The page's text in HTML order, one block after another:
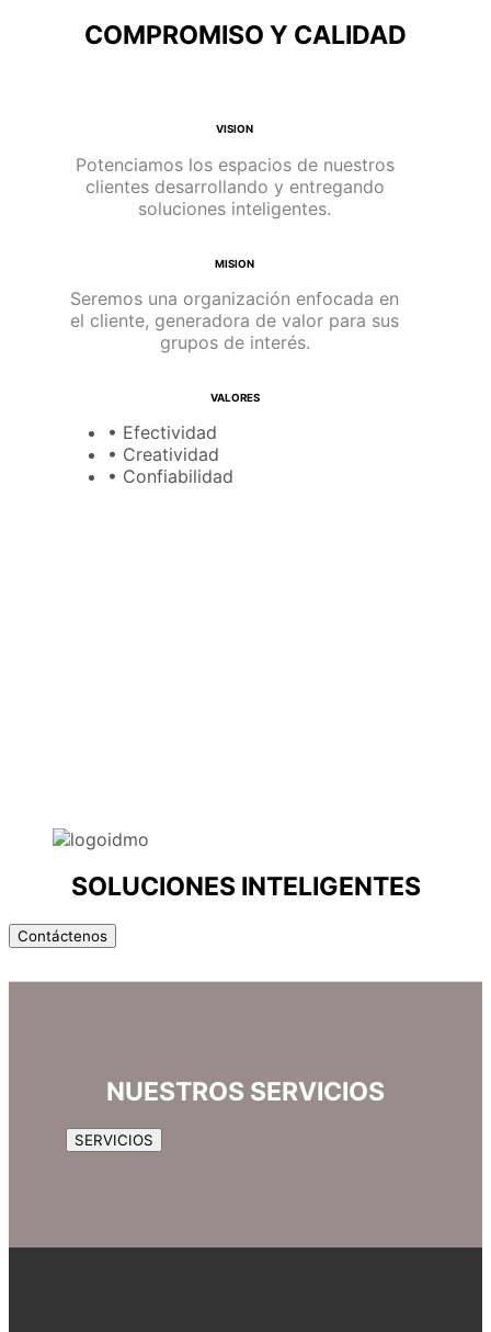
COMPROMISO Y CALIDAD
VISION
Potenciamos los espacios de nuestros
clientes desarrollando y entregando
soluciones inteligentes.
MISION
Seremos una organización enfocada en
el cliente, generadora de valor para sus
grupos de interés.
VALORES
• Efectividad
• Creatividad
• Confiabilidad
SOLUCIONES INTELIGENTES
Contáctenos
NUESTROS SERVICIOS
SERVICIOS